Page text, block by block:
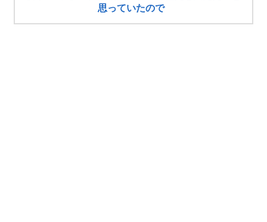
思っていたので